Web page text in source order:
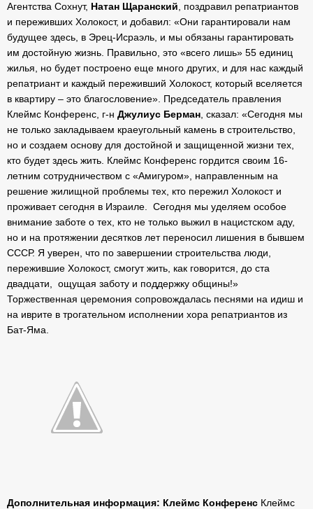
Агентства Сохнут, Натан Щаранский , поздравил репатриантов
и переживших Холокост, и добавил: «Они гарантировали нам
будущее здесь, в Эрец-Исраэль, и мы обязаны гарантировать
им достойную жизнь. Правильно, это «всего лишь» 55 единиц
жилья, но будет построено еще много других, и для нас каждый
репатриант и каждый переживший Холокост, который вселяется
в квартиру – это благословение». Председатель правления
Клеймс Конференс, г-н Джулиус Берман , сказал: «Сегодня мы
не только закладываем краеугольный камень в строительство,
но и создаем основу для достойной и защищенной жизни тех,
кто будет здесь жить. Клеймс Конференс гордится своим 16-
летним сотрудничеством с «Амигуром», направленным на
решение жилищной проблемы тех, кто пережил Холокост и
проживает сегодня в Израиле. Сегодня мы уделяем особое
внимание заботе о тех, кто не только выжил в нацистском аду,
но и на протяжении десятков лет переносил лишения в бывшем
СССР. Я уверен, что по завершении строительства люди,
пережившие Холокост, смогут жить, как говорится, до ста
двадцати, ощущая заботу и поддержку общины!»
Торжественная церемония сопровождалась песнями на идиш и
на иврите в трогательном исполнении хора репатриантов из
Бат-Яма.
Дополнительная информация: Клеймс Конференс Клеймс